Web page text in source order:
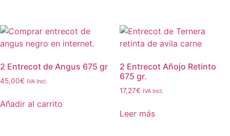
2 Entrecot de Angus 675 gr
45,00€ IVA Incl.
Añadir al carrito
2 Entrecot Añojo Retinto
675 gr.
17,27€ IVA Incl.
Leer más